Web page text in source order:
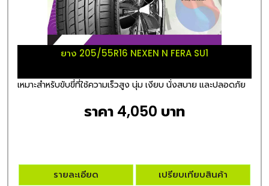
ยาง 205/55R16 NEXEN N FERA SU1
เหมาะสำหรับขับขี่ที่ใช้ความเร็วสูง นุ่ม เงียบ นั่งสบาย และปลอดภัย
ราคา 4,050 บาท
รายละเอียด เปรียบเทียบสินค้า